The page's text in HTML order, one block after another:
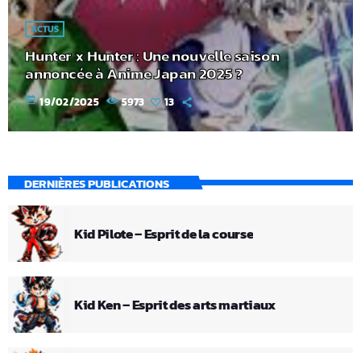
ACTUS
Hunter x Hunter : Une nouvelle saison
annoncée à Anime Japan 2025 ?
today 19/02/2025 5973 13
DERNIÈRES PUBLICATIONS
Kid Pilote – Esprit de la course
Kid Ken – Esprit des arts martiaux